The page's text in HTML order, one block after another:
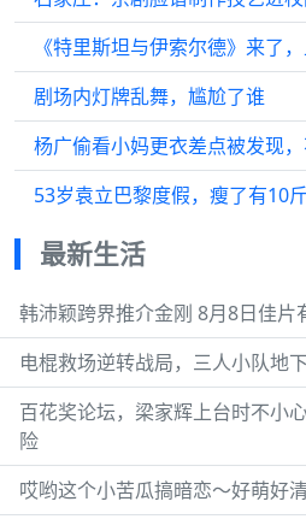
剧场内灯牌乱舞，尴尬了谁
杨广偷看小妈更衣差点被发现
最新生活
韩沛颖跨界推介金刚 8月8日佳片
电棍救场逆转战局，三人小队地
百花奖论坛，梁家辉上台时不小
险
哎哟这个小苦瓜搞暗恋～好萌好